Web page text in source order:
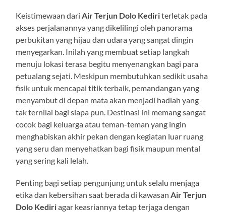
Keistimewaan dariAir Terjun Dolo Kediriterletak pada
akses perjalanannya yang dikelilingi oleh panorama
perbukitan yang hijau dan udara yang sangat dingin
menyegarkan. Inilah yang membuat setiap langkah
menuju lokasi terasa begitu menyenangkan bagi para
petualang sejati. Meskipun membutuhkan sedikit usaha
fisik untuk mencapai titik terbaik, pemandangan yang
menyambut di depan mata akan menjadi hadiah yang
tak ternilai bagi siapa pun. Destinasi ini memang sangat
cocok bagi keluarga atau teman-teman yang ingin
menghabiskan akhir pekan dengan kegiatan luar ruang
yang seru dan menyehatkan bagi fisik maupun mental
yang sering kali lelah.
Penting bagi setiap pengunjung untuk selalu menjaga
etika dan kebersihan saat berada di kawasanAir Terjun
Dolo Kediriagar keasriannya tetap terjaga dengan